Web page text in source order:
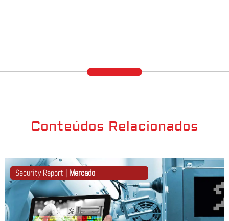
Conteúdos Relacionados
Security Report | Mercado